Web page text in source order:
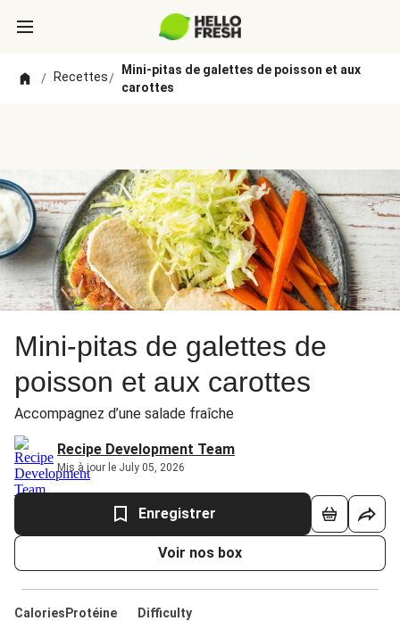
/ Recettes/
Mini-pitas de galettes de poisson et aux
carottes
Mini-pitas de galettes de
poisson et aux carottes
Accompagnez d’une salade fraîche
Recipe Development Team
Mis à jour le July 05, 2026
Enregistrer
Voir nos box
Calories Protéine
Difficulty